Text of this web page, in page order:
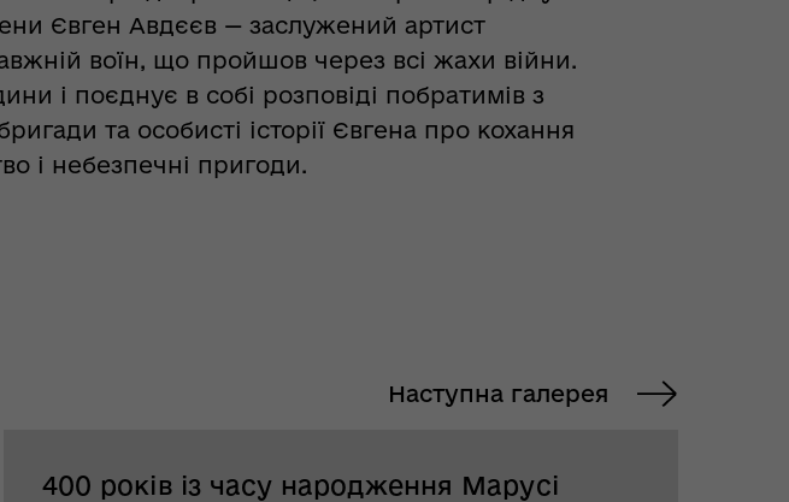
Євген Авдєєв — заслужений артист
воїн, що пройшов через всі жахи війни.
і поєднує в собі розповіді побратимів з
та особисті історії Євгена про кохання
і небезпечні пригоди.
Наступна галерея
400 років із часу народження Марусі